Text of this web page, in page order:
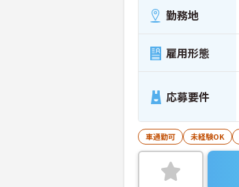
勤務地
雇用形態
応募要件
車通勤可 未経験OK